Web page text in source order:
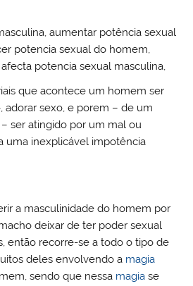
st dI
n
A
p
p
k.
c
o
m
e
ss
r
aumentar potência sexual
potencia sexual do homem,
potencia sexual masculina,
que acontece um homem ser
adorar sexo, e porem – de um
ser atingido por um mal ou
uma inexplicável impotência
a masculinidade do homem por
deixar de ter poder sexual
então recorre-se a todo o tipo de
deles envolvendo a magia
sendo que nessa magia se